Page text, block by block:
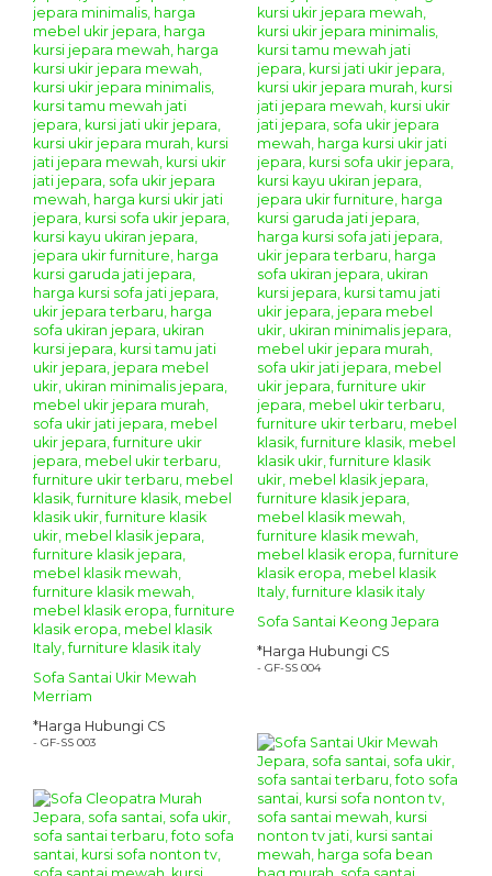
Sofa Santai Keong Jepara
*Harga Hubungi CS
- GF-SS 004
Sofa Santai Ukir Mewah
Merriam
*Harga Hubungi CS
- GF-SS 003